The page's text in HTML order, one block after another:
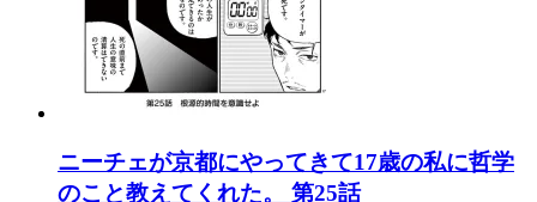
ニーチェが京都にやってきて17歳の私に哲学
のこと教えてくれた。 第25話